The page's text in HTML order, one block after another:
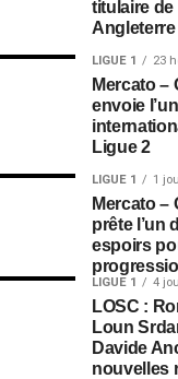
titulaire
Angleterre
LIGUE 1 23
Mercato –
envoie
Ligue 2
LIGUE 1 1
Mercato –
prête l’un
espoirs
LIGUE 1 4
LOSC :
Loun
Davide
nouvelles